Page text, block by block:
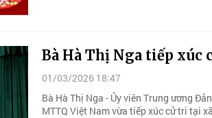
Bà Hà Thị Nga tiếp xúc
01/03/2026 18:47
Bà Hà Thị Nga - Ủy viên Trung ương
MTTQ Việt Nam vừa tiếp xúc cử tri tại